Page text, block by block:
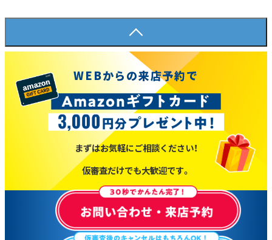
WEBからの来店予約で
まずはお気軽にご相談ください！
仮審査だけでも大歓迎です。